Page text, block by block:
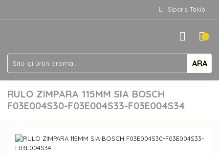
Sipariş Takibi
ARA
RULO ZIMPARA 115MM SIA BOSCH
F03E004S30-F03E004S33-F03E004S34